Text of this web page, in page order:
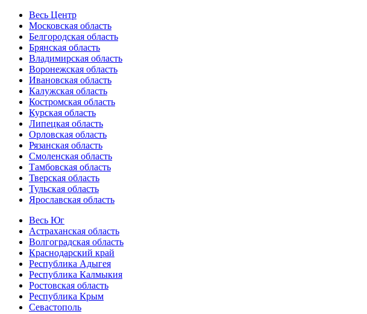
Весь Центр
Московская область
Белгородская область
Брянская область
Владимирская область
Воронежская область
Ивановская область
Калужская область
Костромская область
Курская область
Липецкая область
Орловская область
Рязанская область
Смоленская область
Тамбовская область
Тверская область
Тульская область
Ярославская область
Весь Юг
Астраханская область
Волгоградская область
Краснодарский край
Республика Адыгея
Республика Калмыкия
Ростовская область
Республика Крым
Севастополь